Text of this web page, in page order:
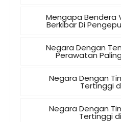
Mengapa Bendera
Berkibar Di
Negara Dengan
Perawatan
Negara Dengan
Tertinggi
Negara Dengan
Tertinggi